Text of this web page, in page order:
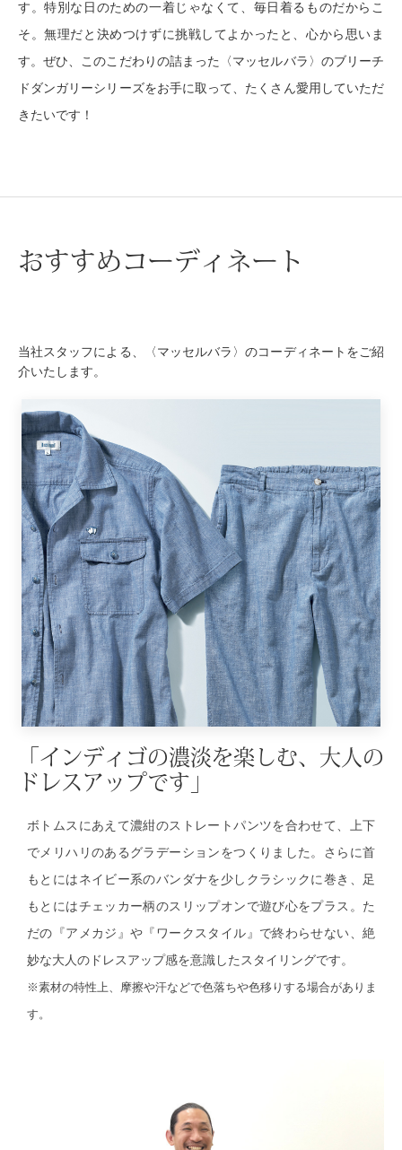
バッグ
トートバッグ
その他
シューズ
スリップオン
レースアップ
パンプス
サンダル
その他
財布／小物
す。特別な日のための一着じゃなくて、毎日着るものだからこ
そ。無理だと決めつけずに挑戦してよかったと、心から思いま
す。ぜひ、このこだわりの詰まった〈マッセルバラ〉のブリーチ
ドダンガリーシリーズをお手に取って、たくさん愛用していただ
きたいです！
おすすめコーディネート
当社スタッフによる、〈マッセルバラ〉のコーディネートをご紹
介いたします。
「インディゴの濃淡を楽しむ、大人の
ドレスアップです」
ボトムスにあえて濃紺のストレートパンツを合わせて、上下
でメリハリのあるグラデーションをつくりました。さらに首
もとにはネイビー系のバンダナを少しクラシックに巻き、足
もとにはチェッカー柄のスリップオンで遊び心をプラス。た
だの『アメカジ』や『ワークスタイル』で終わらせない、絶
妙な大人のドレスアップ感を意識したスタイリングです。
※素材の特性上、摩擦や汗などで色落ちや色移りする場合がありま
す。